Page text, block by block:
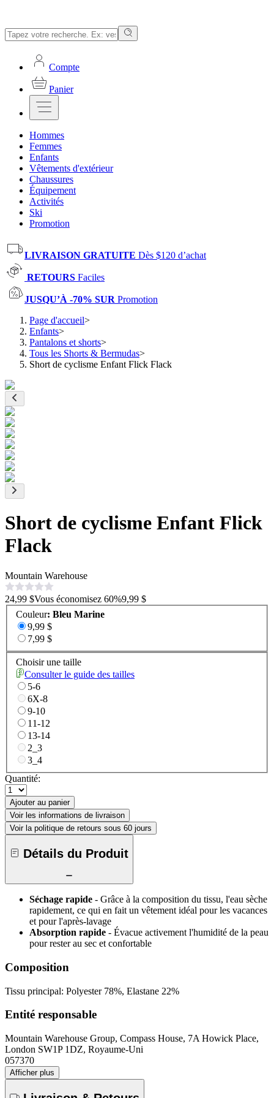
Compte
Panier
Hommes
Femmes
Enfants
Vêtements d'extérieur
Chaussures
Équipement
Activités
Ski
Promotion
LIVRAISON GRATUITE Dès $120 d’achat
RETOURS Faciles
JUSQU’À -70% SUR Promotion
Page d'accueil>
Enfants>
Pantalons et shorts>
Tous les Shorts & Bermudas>
Short de cyclisme Enfant Flick Flack
Short de cyclisme Enfant Flick
Flack
Mountain Warehouse
24,99 $Vous économisez 60%9,99 $
Couleur: Bleu Marine
9,99 $
7,99 $
Choisir une taille
Consulter le guide des tailles
5-6
6X-8
9-10
11-12
13-14
2_3
3_4
Quantité:
Ajouter au panier
Voir les informations de livraison
Voir la politique de retours sous 60 jours
Détails du Produit
Séchage rapide - Grâce à la composition du tissu, l'eau sèche
rapidement, ce qui en fait un vêtement idéal pour les vacances
et pour l'après-lavage
Absorption rapide - Évacue activement l'humidité de la peau
pour rester au sec et confortable
Composition
Tissu principal: Polyester 78%, Elastane 22%
Entité responsable
Mountain Warehouse Group, Compass House, 7A Howick Place,
London SW1P 1DZ, Royaume-Uni
057370
Afficher plus